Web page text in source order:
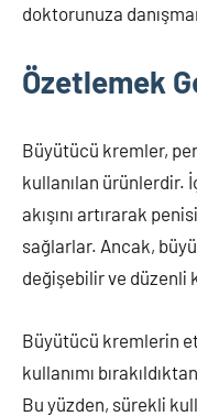
doktorunuza
Özetlemek
Büyütücü kremler,
kullanılan ürünlerdir.
akışını artırarak
sağlarlar. Ancak,
değişebilir ve düzenli
Büyütücü kremlerin
kullanımı
Bu yüzden, sürekli